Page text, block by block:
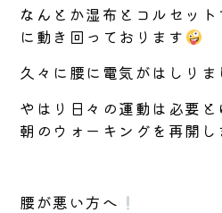
なんとか湿布とコルセッ
に動き回っております
久々に腰に電気がはしりま
やはり日々の運動は必要と
朝のウォーキングを再開し
腰が悪い方へ